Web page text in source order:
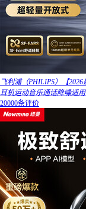
飞利浦（PHILIPS）【
耳机运动音乐通话降噪适
20000条评价